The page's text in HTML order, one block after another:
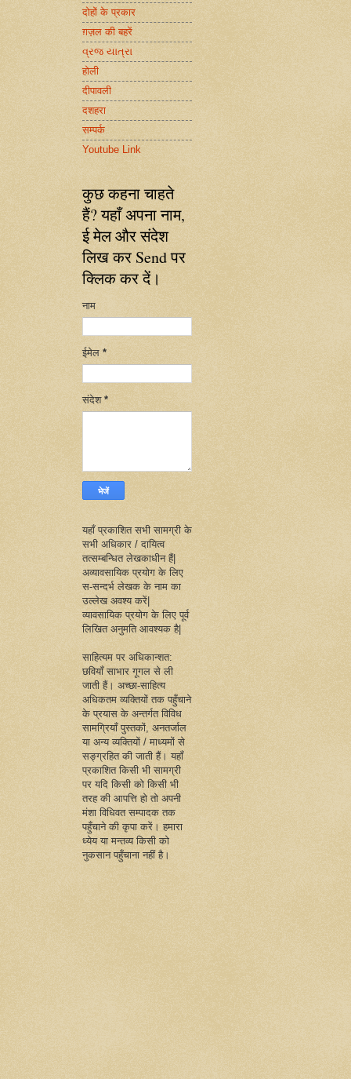
दोहों के प्रकार
ग़ज़ल की बहरें
વ્રજ યાત્રા
होली
दीपावली
दशहरा
सम्पर्क
Youtube Link
कुछ कहना चाहते
हैं? यहाँ अपना नाम,
ई मेल और संदेश
लिख कर Send पर
क्लिक कर दें।
नाम
ईमेल *
संदेश *
यहाँ प्रकाशित सभी सामग्री के
सभी अधिकार / दायित्व
तत्सम्बन्धित लेखकाधीन हैं|
अव्यावसायिक प्रयोग के लिए
स-सन्दर्भ लेखक के नाम का
उल्लेख अवश्य करें|
व्यावसायिक प्रयोग के लिए पूर्व
लिखित अनुमति आवश्यक है|
साहित्यम पर अधिकान्शत:
छवियाँ साभार गूगल से ली
जाती हैं। अच्छा-साहित्य
अधिकतम व्यक्तियों तक पहुँचाने
के प्रयास के अन्तर्गत विविध
सामग्रियाँ पुस्तकों, अनतर्जाल
या अन्य व्यक्तियों / माध्यमों से
सङ्ग्रहित की जाती हैं। यहाँ
प्रकाशित किसी भी सामग्री
पर यदि किसी को किसी भी
तरह की आपत्ति हो तो अपनी
मंशा विधिवत सम्पादक तक
पहुँचाने की कृपा करें। हमारा
ध्येय या मन्तव्य किसी को
नुकसान पहुँचाना नहीं है।